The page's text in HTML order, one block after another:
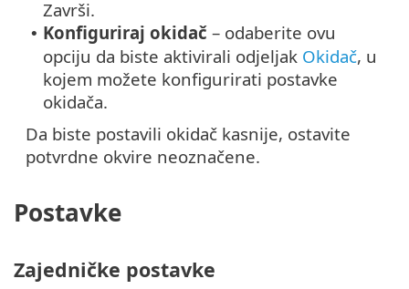
Završi.
• Konfiguriraj okidač – odaberite ovu
opciju da biste aktivirali odjeljak Okidač, u
kojem možete konfigurirati postavke
okidača.
Da biste postavili okidač kasnije, ostavite
potvrdne okvire neoznačene.
Postavke
Zajedničke postavke